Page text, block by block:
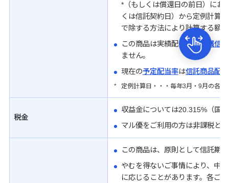
*（もしくは償還日の前日）にお
くは信託契約日）から定例計算
で除する方法により計算する額
この商品は実績配当型の金銭信託
ません。
現在の予定配当率は信託商品配
* 定例計算日・・・毎年3月・9月の各19
税金
収益金については20.315%（国
マル優をご利用の方は非課税と
この商品は、原則として信託期
やむを得ないご事情により、中
に応じることがあります。各ご